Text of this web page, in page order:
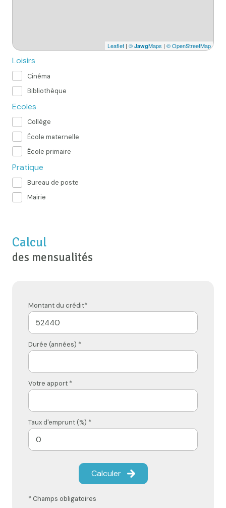
Leaflet | © JawgMaps | © OpenStreetMap
Loisirs
Cinéma
Bibliothèque
Ecoles
Collège
École maternelle
École primaire
Pratique
Bureau de poste
Mairie
Calcul
des mensualités
Montant du crédit*
Durée (années) *
Votre apport *
Taux d'emprunt (%) *
Calculer
* Champs obligatoires